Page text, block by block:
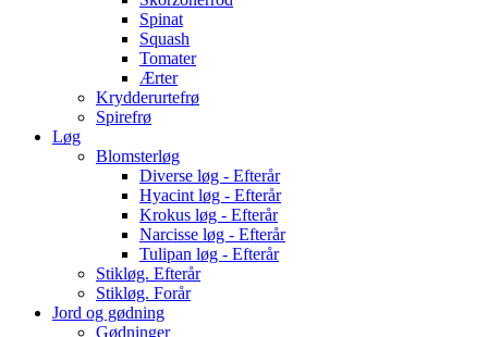
Spinat
Squash
Tomater
Ærter
Krydderurtefrø
Spirefrø
Løg
Blomsterløg
Diverse løg - Efterår
Hyacint løg - Efterår
Krokus løg - Efterår
Narcisse løg - Efterår
Tulipan løg - Efterår
Stikløg. Efterår
Stikløg. Forår
Jord og gødning
Gødninger